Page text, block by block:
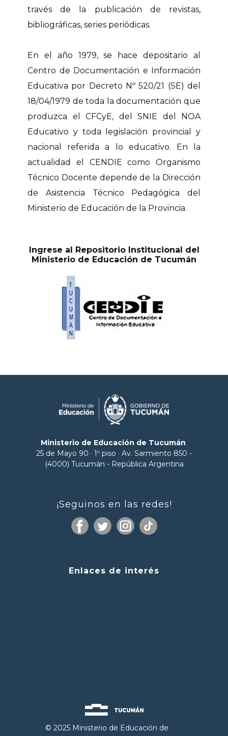
través de la publicación de revistas,
bibliográficas, series periódicas.
En el año 1979, se hace depositario al
Centro de Documentación e Información
Educativa por Decreto Nº 520/21 (SE) del
18/04/1979 de toda la documentación que
produzca el CFCyE, del SNIE del NOA
Educativo y toda legislación provincial y
nacional referida a lo educativo. En la
actualidad el CENDIE como Organismo
Técnico Docente depende de la Dirección
de Asistencia Técnico Pedagógica del
Ministerio de Educación de la Provincia.
Ingrese al Repositorio Institucional del
Ministerio de Educación de Tucumán
Ministerio de Educación de Tucumán
25 de Mayo 90 · 1º piso · Av. Sarmiento 850 -
(4000) Tucumán - República Argentina
¡Seguinos en las redes!
Enlaces de interés
© 2025 Ministerio de Educación de